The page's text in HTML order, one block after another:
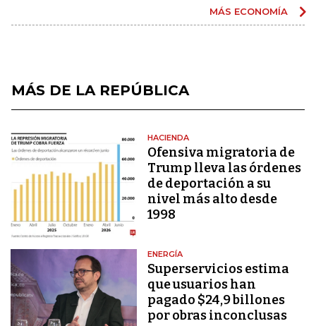
MÁS ECONOMÍA
MÁS DE LA REPÚBLICA
HACIENDA
Ofensiva migratoria de
Trump lleva las órdenes
de deportación a su
nivel más alto desde
1998
ENERGÍA
Superservicios estima
que usuarios han
pagado $24,9 billones
por obras inconclusas